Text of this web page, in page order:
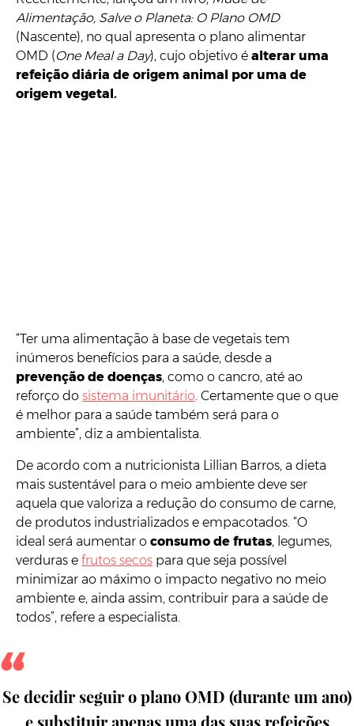
Alimentação, Salve o Planeta: O Plano OMD
(Nascente), no qual apresenta o plano alimentar
OMD (One Meal a Day), cujo objetivo é alterar uma
refeição diária de origem animal por uma de
origem vegetal.
“Ter uma alimentação à base de vegetais tem
inúmeros benefícios para a saúde, desde a
prevenção de doenças, como o cancro, até ao
reforço do sistema imunitário. Certamente que o que
é melhor para a saúde também será para o
ambiente”, diz a ambientalista.
De acordo com a nutricionista Lillian Barros, a dieta
mais sustentável para o meio ambiente deve ser
aquela que valoriza a redução do consumo de carne,
de produtos industrializados e empacotados. “O
ideal será aumentar o consumo de frutas, legumes,
verduras e frutos secos para que seja possível
minimizar ao máximo o impacto negativo no meio
ambiente e, ainda assim, contribuir para a saúde de
todos”, refere a especialista.
Se decidir seguir o plano OMD (durante um ano)